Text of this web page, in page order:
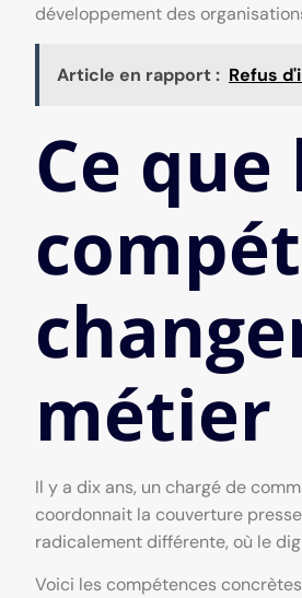
développement des
Article en rapport : Refus
Ce
métier
Il y a dix ans, un chargé de
coordonnait la couverture
radicalement différente, où le
Voici les compétences